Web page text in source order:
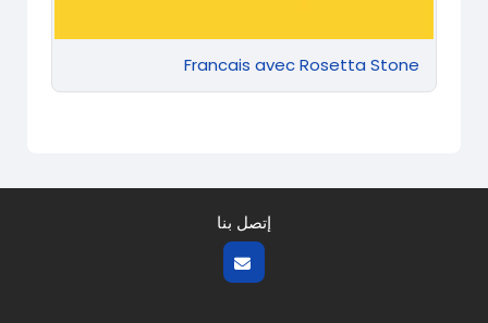
Francais avec Rosetta Stone
إتصل بنا